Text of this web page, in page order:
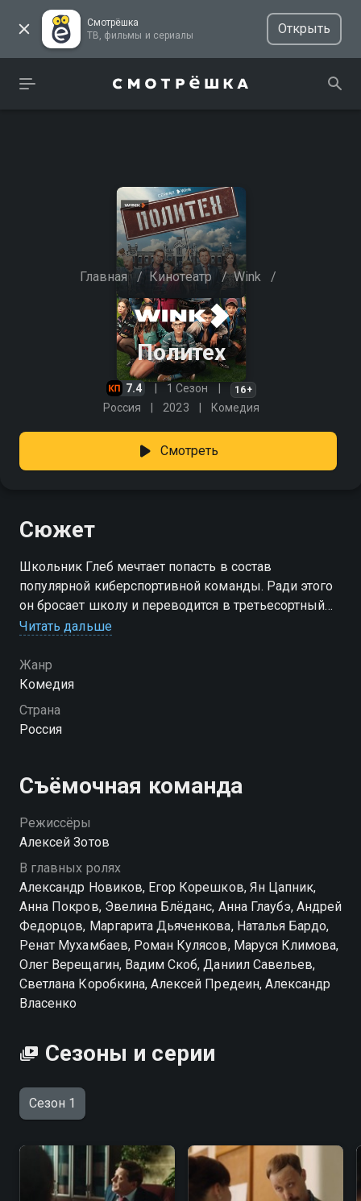
Смотрёшка
ТВ, фильмы и сериалы
Открыть
Главная / Кинотеатр / Wink /
Политех
7.4 1 Сезон 16+
Россия 2023 Комедия
Смотреть
Сюжет
Школьник Глеб мечтает попасть в состав
популярной киберспортивной команды. Ради этого
он бросает школу и переводится в третьесортный
колледж, где никто не занят учёбой. Так он хочет
для родителей и найти время для тренировок.
Правда, планы меняются, когда в колледж приходит
директриса из столицы. Чтобы перезапустить
карьеру и вернуться в Москву, амбициозная
Читать дальше
Жанр
Комедия
Страна
Россия
Съёмочная команда
Режиссёры
Алексей Зотов
В главных ролях
Александр Новиков, Егор Корешков, Ян Цапник,
Анна Покров, Эвелина Блёданс, Анна Глаубэ, Андрей
Федорцов, Маргарита Дьяченкова, Наталья Бардо,
Ренат Мухамбаев, Роман Кулясов, Маруся Климова,
Олег Верещагин, Вадим Скоб, Даниил Савельев,
Светлана Коробкина, Алексей Предеин, Александр
Власенко
Сезоны и серии
Сезон 1